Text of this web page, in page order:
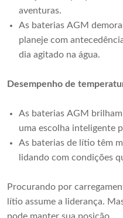
aventuras.
As baterias AGM
planeje com
dia agitado na água.
Desempenho de
As baterias AGM
uma escolha inteligente
As baterias de lítio têm
lidando com condições
Procurando por
lítio assume a liderança.